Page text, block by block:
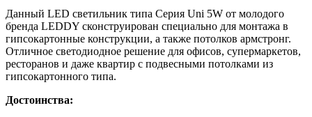
Данный LED светильник типа Серия Uni 5W от молодого
бренда LEDDY сконструирован специально для монтажа в
гипсокартонные конструкции, а также потолков армстронг.
Отличное светодиодное решение для офисов, супермаркетов,
ресторанов и даже квартир с подвесными потолками из
гипсокартонного типа.
Достоинства: